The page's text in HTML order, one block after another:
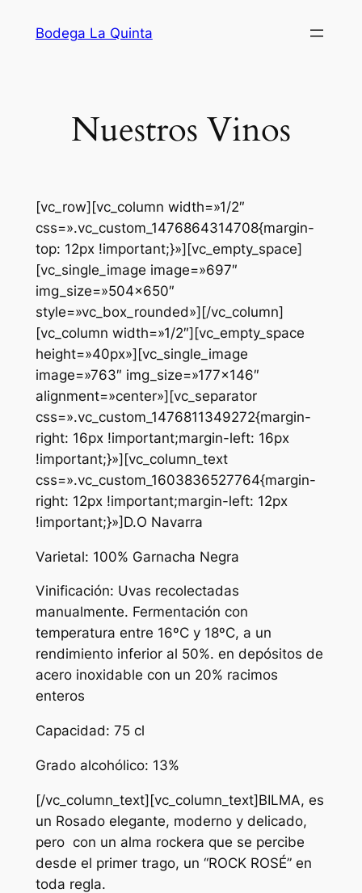
Bodega La Quinta
Nuestros Vinos
[vc_row][vc_column width=»1/2″
css=».vc_custom_1476864314708{margin-
top: 12px !important;}»][vc_empty_space]
[vc_single_image image=»697″
img_size=»504×650″
style=»vc_box_rounded»][/vc_column]
[vc_column width=»1/2″][vc_empty_space
height=»40px»][vc_single_image
image=»763″ img_size=»177×146″
alignment=»center»][vc_separator
css=».vc_custom_1476811349272{margin-
right: 16px !important;margin-left: 16px
!important;}»][vc_column_text
css=».vc_custom_1603836527764{margin-
right: 12px !important;margin-left: 12px
!important;}»]D.O Navarra
Varietal: 100% Garnacha Negra
Vinificación: Uvas recolectadas
manualmente. Fermentación con
temperatura entre 16ºC y 18ºC, a un
rendimiento inferior al 50%. en depósitos de
acero inoxidable con un 20% racimos
enteros
Capacidad: 75 cl
Grado alcohólico: 13%
[/vc_column_text][vc_column_text]BILMA, es
un Rosado elegante, moderno y delicado,
pero con un alma rockera que se percibe
desde el primer trago, un “ROCK ROSÉ” en
toda regla.